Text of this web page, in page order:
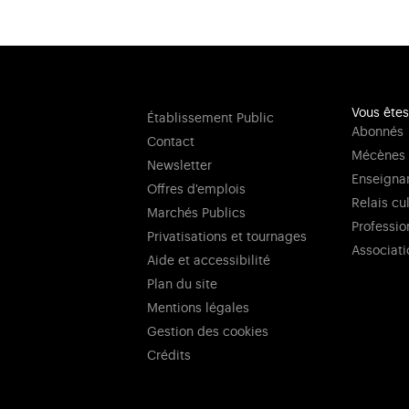
Établissement Public
Contact
Newsletter
Offres d'emplois
Marchés Publics
Privatisations et tournages
Aide et accessibilité
Plan du site
Mentions légales
Gestion des cookies
Crédits
Vous êtes
Abonnés
Mécènes
Relais